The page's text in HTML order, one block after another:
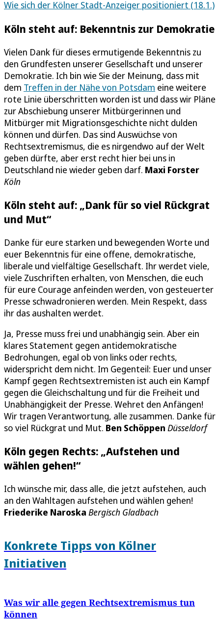
Wie sich der Kölner Stadt-Anzeiger positioniert (18.1.)
Köln steht auf: Bekenntnis zur Demokratie
Vielen Dank für dieses ermutigende Bekenntnis zu
den Grundfesten unserer Gesellschaft und unserer
Demokratie. Ich bin wie Sie der Meinung, dass mit
dem Treffen in der Nähe von Potsdam eine weitere
rote Linie überschritten worden ist und dass wir Pläne
zur Abschiebung unserer Mitbürgerinnen und
Mitbürger mit Migrationsgeschichte nicht dulden
können und dürfen. Das sind Auswüchse von
Rechtsextremismus, die es nirgendwo auf der Welt
geben dürfte, aber erst recht hier bei uns in
Deutschland nie wieder geben darf. Maxi Forster
Köln
Köln steht auf: „Dank für so viel Rückgrat
und Mut“
Danke für eure starken und bewegenden Worte und
euer Bekenntnis für eine offene, demokratische,
liberale und vielfältige Gesellschaft. Ihr werdet viele,
viele Zuschriften erhalten, von Menschen, die euch
für eure Courage anfeinden werden, von gesteuerter
Presse schwadronieren werden. Mein Respekt, dass
ihr das aushalten werdet.
Ja, Presse muss frei und unabhängig sein. Aber ein
klares Statement gegen antidemokratische
Bedrohungen, egal ob von links oder rechts,
widerspricht dem nicht. Im Gegenteil: Euer und unser
Kampf gegen Rechtsextremisten ist auch ein Kampf
gegen die Gleichschaltung und für die Freiheit und
Unabhängigkeit der Presse. Wehret den Anfängen!
Wir tragen Verantwortung, alle zusammen. Danke für
so viel Rückgrat und Mut. Ben Schöppen Düsseldorf
Köln gegen Rechts: „Aufstehen und
wählen gehen!“
Ich wünsche mir, dass alle, die jetzt aufstehen, auch
an den Wahltagen aufstehen und wählen gehen!
Friederike Naroska Bergisch Gladbach
Konkrete Tipps von Kölner
Initiativen
Was wir alle gegen Rechtsextremismus tun
können